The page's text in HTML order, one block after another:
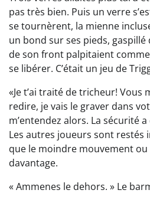
pas très bien. Puis un verre
se tournèrent, la mienne
un bond sur ses pieds, gaspillé
de son front palpitaient
se libérer. C’était un jeu de
«Je t’ai traité de tricheur! Vous
redire, je vais le graver dans
m’entendez alors. La sécurité
Les autres joueurs sont restés
que le moindre mouvement ou
davantage.
« Ammenes le dehors. » Le